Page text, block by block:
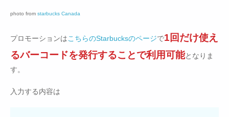
photo from starbucks Canada
プロモーションはこちらのStarbucksのページで1回だけ使え
るバーコードを発行することで利用可能となりま
す。
入力する内容は